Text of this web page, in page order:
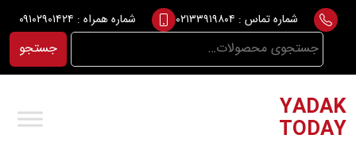
Skip
content
شماره تماس : ۰۲۱۳۳۹۱۹۸۰۴ شماره همراه : ۰۹۱۰۲۹۰۱۴۲۴
جستجو
برای:
جستجو
YADAK
TODAY